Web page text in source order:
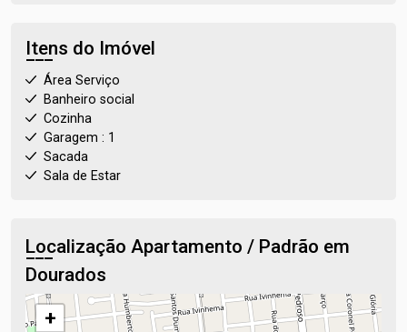
Itens do Imóvel
Área Serviço
Banheiro social
Cozinha
Garagem : 1
Sacada
Sala de Estar
Localização Apartamento / Padrão em
Dourados
+